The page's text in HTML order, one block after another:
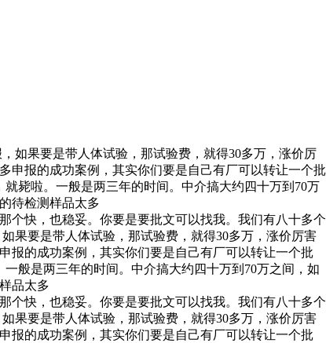
如果要是带人体试验，那试验费，就得30多万，涨价厉
申报的成功案例，其实你们要是自己有厂可以转让一个批
毙啦。一般是两三年的时间。中介搞大约四十万到70万
待检测样品太多
个快，也稳妥。你要是要批文可以找我。我们有八十多个
果要是带人体试验，那试验费，就得30多万，涨价厉害
报的成功案例，其实你们要是自己有厂可以转让一个批
般是两三年的时间。中介搞大约四十万到70万之间，如
品太多
个快，也稳妥。你要是要批文可以找我。我们有八十多个
果要是带人体试验，那试验费，就得30多万，涨价厉害
报的成功案例，其实你们要是自己有厂可以转让一个批